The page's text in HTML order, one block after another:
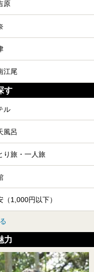
原
江尾
す
ル
風呂
り旅・一人旅
（1,000円以下）
力